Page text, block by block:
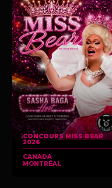
CONCOURS MISS BEAR
2026
CANADA
MONTRÉAL